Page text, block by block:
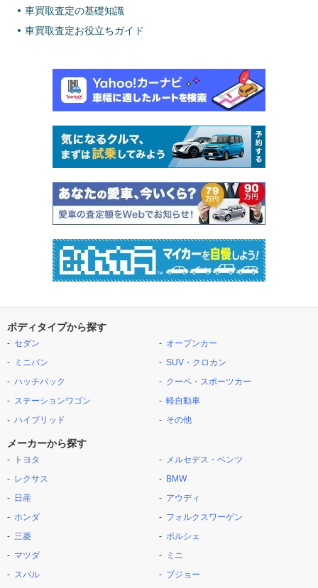
車買取査定の基礎知識
車買取査定お役立ちガイド
ボディタイプから探す
セダン
ミニバン
ハッチバック
ステーションワゴン
ハイブリッド
オープンカー
SUV・クロカン
クーペ・スポーツカー
軽自動車
その他
メーカーから探す
トヨタ
レクサス
日産
ホンダ
三菱
マツダ
スバル
メルセデス・ベンツ
BMW
アウディ
フォルクスワーゲン
ポルシェ
ミニ
プジョー